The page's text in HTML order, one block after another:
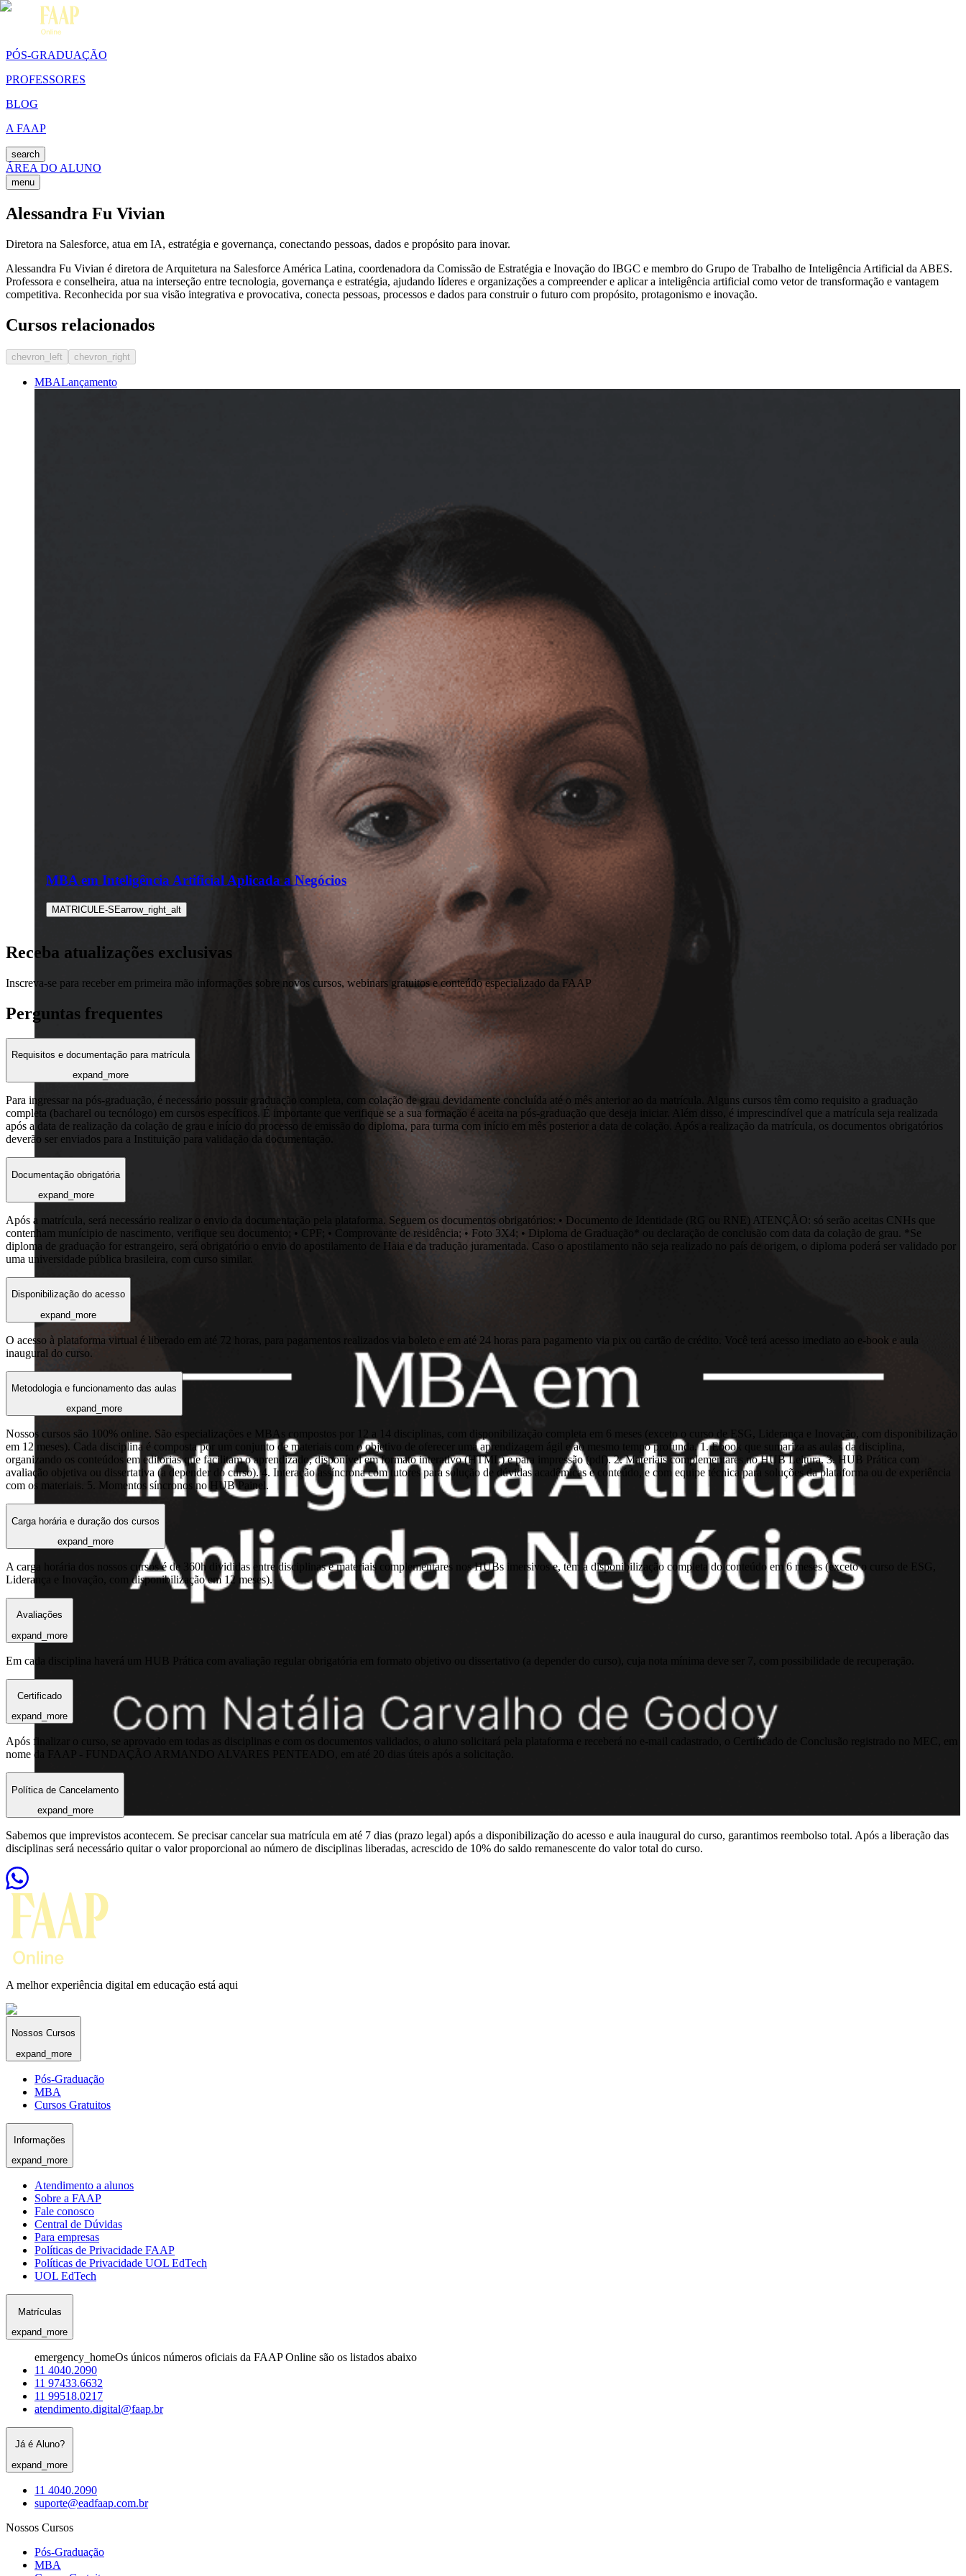
PÓS-GRADUAÇÃO
PROFESSORES
BLOG
A FAAP
search
ÁREA DO ALUNO
menu
Alessandra Fu Vivian
Diretora na Salesforce, atua em IA, estratégia e governança, conectando pessoas, dados e propósito para inovar.
Alessandra Fu Vivian é diretora de Arquitetura na Salesforce América Latina, coordenadora da Comissão de Estratégia e Inovação do IBGC e membro do Grupo de Trabalho de Inteligência Artificial da ABES.
Professora e conselheira, atua na interseção entre tecnologia, governança e estratégia, ajudando líderes e organizações a compreender e aplicar a inteligência artificial como vetor de transformação e vantagem
competitiva. Reconhecida por sua visão integrativa e provocativa, conecta pessoas, processos e dados para construir o futuro com propósito, protagonismo e inovação.
Cursos relacionados
chevron_left chevron_right
MBALançamento
MBA em Inteligência Artificial Aplicada a Negócios
MATRICULE-SEarrow_right_alt
Receba atualizações exclusivas
Inscreva-se para receber em primeira mão informações sobre novos cursos, webinars gratuitos e conteúdo especializado da FAAP
Perguntas frequentes
Requisitos e documentação para matrícula
expand_more
Para ingressar na pós-graduação, é necessário possuir graduação completa, com colação de grau devidamente concluída até o mês anterior ao da matrícula. Alguns cursos têm como requisito a graduação
completa (bacharel ou tecnólogo) em cursos específicos. É importante que verifique se a sua formação é aceita na pós-graduação que deseja iniciar. Além disso, é imprescindível que a matrícula seja realizada
após a data de realização da colação de grau e início do processo de emissão do diploma, para turma com início em mês posterior a data de colação. Após a realização da matrícula, os documentos obrigatórios
deverão ser enviados para a Instituição para validação da documentação.
Documentação obrigatória
expand_more
Após a matrícula, será necessário realizar o envio da documentação pela plataforma. Seguem os documentos obrigatórios: • Documento de Identidade (RG ou RNE) ATENÇÃO: só serão aceitas CNHs que
contenham munícipio de nascimento, verifique seu documento; • CPF; • Comprovante de residência; • Foto 3X4; • Diploma de Graduação* ou declaração de conclusão com data da colação de grau. *Se
diploma de graduação for estrangeiro, será obrigatório o envio do apostilamento de Haia e da tradução juramentada. Caso o apostilamento não seja realizado no país de origem, o diploma poderá ser validado por
uma universidade pública brasileira, com curso similar.
Disponibilização do acesso
expand_more
O acesso à plataforma virtual é liberado em até 72 horas, para pagamentos realizados via boleto e em até 24 horas para pagamento via pix ou cartão de crédito. Você terá acesso imediato ao e-book e aula
inaugural do curso.
Metodologia e funcionamento das aulas
expand_more
Nossos cursos são 100% online. São especializações e MBAs compostos por 12 a 14 disciplinas, com disponibilização completa em 6 meses (exceto o curso de ESG, Liderança e Inovação, com disponibilização
em 12 meses). Cada disciplina é composta por um conjunto de materiais com o objetivo de oferecer uma aprendizagem ágil e ao mesmo tempo profunda. 1. Ebook que sumariza as aulas da disciplina,
organizando os conteúdos em editorias que facilitam o aprendizado, disponível em formato interativo (HTML) e para impressão (pdf). 2. Materiais complementares no HUB Leitura. 3. HUB Prática com
avaliação objetiva ou dissertativa (a depender do curso). 4. Interação assíncrona com tutores para solução de dúvidas acadêmicas e conteúdo, e com equipe técnica para soluções da plataforma ou de experiência
com os materiais. 5. Momentos síncronos no HUB Painel.
Carga horária e duração dos cursos
expand_more
A carga horária dos nossos cursos é de 360h divididas entre disciplinas e materiais complementares nos HUBs imersivos e, tem a disponibilização completa do conteúdo em 6 meses (exceto o curso de ESG,
Liderança e Inovação, com disponibilização em 12 meses).
Avaliações
expand_more
Em cada disciplina haverá um HUB Prática com avaliação regular obrigatória em formato objetivo ou dissertativo (a depender do curso), cuja nota mínima deve ser 7, com possibilidade de recuperação.
Certificado
expand_more
Após finalizar o curso, se aprovado em todas as disciplinas e com os documentos validados, o aluno solicitará pela plataforma e receberá no e-mail cadastrado, o Certificado de Conclusão registrado no MEC, em
nome da FAAP - FUNDAÇÃO ARMANDO ALVARES PENTEADO, em até 20 dias úteis após a solicitação.
Política de Cancelamento
expand_more
Sabemos que imprevistos acontecem. Se precisar cancelar sua matrícula em até 7 dias (prazo legal) após a disponibilização do acesso e aula inaugural do curso, garantimos reembolso total. Após a liberação das
disciplinas será necessário quitar o valor proporcional ao número de disciplinas liberadas, acrescido de 10% do saldo remanescente do valor total do curso.
A melhor experiência digital em educação está aqui
Nossos Cursos
expand_more
Pós-Graduação
MBA
Cursos Gratuitos
Informações
expand_more
Atendimento a alunos
Sobre a FAAP
Fale conosco
Central de Dúvidas
Para empresas
Políticas de Privacidade FAAP
Políticas de Privacidade UOL EdTech
UOL EdTech
Matrículas
expand_more
emergency_homeOs únicos números oficiais da FAAP Online são os listados abaixo
11 4040.2090
11 97433.6632
11 99518.0217
atendimento.digital@faap.br
Já é Aluno?
expand_more
11 4040.2090
suporte@eadfaap.com.br
Nossos Cursos
Pós-Graduação
MBA